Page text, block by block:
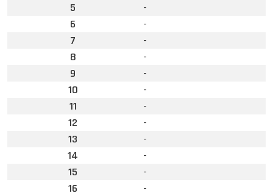
5
-
6
-
7
-
8
-
9
-
10
-
11
-
12
-
13
-
14
-
15
-
16
-